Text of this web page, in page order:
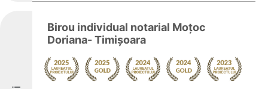
Birou individual notarial Moțoc
Doriana- Timișoara